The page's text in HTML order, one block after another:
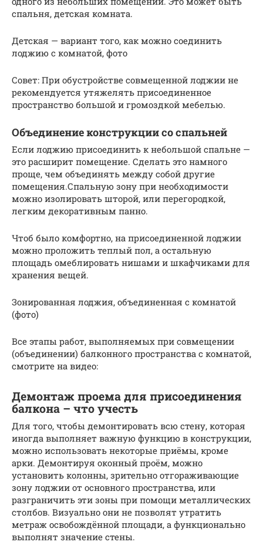
спальня, детская комната.
Детская — вариант того, как можно соединить
лоджию с комнатой, фото
Совет: При обустройстве совмещенной лоджии не
рекомендуется утяжелять присоединенное
пространство большой и громоздкой мебелью.
Объединение конструкции со спальней
Если лоджию присоединить к небольшой спальне —
это расширит помещение. Сделать это намного
проще, чем объединять между собой другие
помещения.Спальную зону при необходимости
можно изолировать шторой, или перегородкой,
легким декоративным панно.
Чтоб было комфортно, на присоединенной лоджии
можно проложить теплый пол, а остальную
площадь омеблировать нишами и шкафчиками для
хранения вещей.
Зонированная лоджия, объединенная с комнатой
(фото)
Все этапы работ, выполняемых при совмещении
(объединении) балконного пространства с комнатой,
смотрите на видео:
Демонтаж проема для присоединения
балкона – что учесть
Для того, чтобы демонтировать всю стену, которая
иногда выполняет важную функцию в конструкции,
можно использовать некоторые приёмы, кроме
арки. Демонтируя оконный проём, можно
установить колонны, зрительно отгораживающие
зону лоджии от основного пространства, или
разграничить эти зоны при помощи металлических
столбов. Визуально они не позволят утратить
метраж освобождённой площади, а функционально
выполнят значение стены.